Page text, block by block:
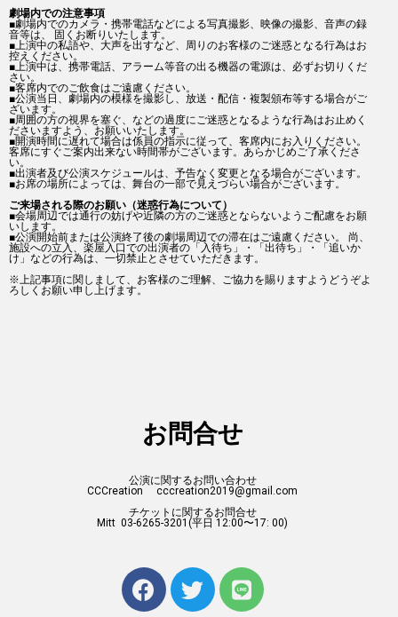
劇場内での注意事項
■劇場内でのカメラ・携帯電話などによる写真撮影、映像の撮影、音声の録
音等は、 固くお断りいたします。
■上演中の私語や、大声を出すなど、周りのお客様のご迷惑となる行為はお
控えください。
■上演中は、携帯電話、アラーム等音の出る機器の電源は、必ずお切りくだ
さい。
■客席内でのご飲食はご遠慮ください。
■公演当日、劇場内の模様を撮影し、放送・配信・複製頒布等する場合がご
ざいます。
■周囲の方の視界を塞ぐ、などの過度にご迷惑となるような行為はお止めく
ださいますよう、お願いいたします。
■開演時間に遅れて場合は係員の指示に従って、客席内にお入りください。
客席にすぐご案内出来ない時間帯がございます。あらかじめご了承くださ
い。
■出演者及び公演スケジュールは、予告なく変更となる場合がございます。
■お席の場所によっては、舞台の一部で見えづらい場合がございます。
ご来場される際のお願い（迷惑行為について）
■会場周辺では通行の妨げや近隣の方のご迷惑とならないようご配慮をお願
いします。
■公演開始前または公演終了後の劇場周辺での滞在はご遠慮ください。 尚、
施設への立入、楽屋入口での出演者の「入待ち」・「出待ち」・「追いか
け」などの行為は、一切禁止とさせていただきます。
※上記事項に関しまして、お客様のご理解、ご協力を賜りますようどうぞよ
ろしくお願い申し上げます。
お問合せ
公演に関するお問い合わせ
CCCreation cccreation2019@gmail.com
チケットに関するお問合せ
Mitt 03-6265-3201(平日 12:00〜17: 00)